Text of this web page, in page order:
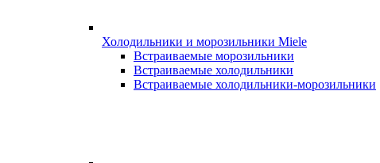
Холодильники и морозильники Miele
Встраиваемые морозильники
Встраиваемые холодильники
Встраиваемые холодильники-морозильники